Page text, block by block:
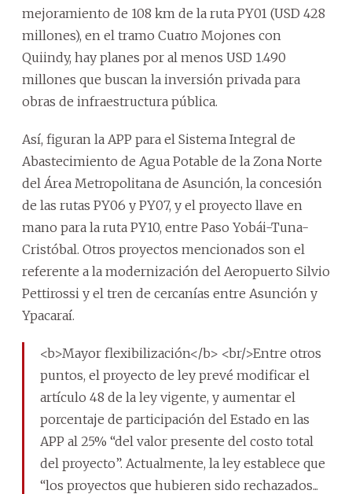
mejoramiento de 108 km de la ruta PY01 (USD 428
millones), en el tramo Cuatro Mojones con
Quiindy, hay planes por al menos USD 1.490
millones que buscan la inversión privada para
obras de infraestructura pública.
Así, figuran la APP para el Sistema Integral de
Abastecimiento de Agua Potable de la Zona Norte
del Área Metropolitana de Asunción, la concesión
de las rutas PY06 y PY07, y el proyecto llave en
mano para la ruta PY10, entre Paso Yobái-Tuna-
Cristóbal. Otros proyectos mencionados son el
referente a la modernización del Aeropuerto Silvio
Pettirossi y el tren de cercanías entre Asunción y
Ypacaraí.
<b>Mayor flexibilización</b> <br/>Entre otros
puntos, el proyecto de ley prevé modificar el
artículo 48 de la ley vigente, y aumentar el
porcentaje de participación del Estado en las
APP al 25% “del valor presente del costo total
del proyecto”. Actualmente, la ley establece que
“los proyectos que hubieren sido rechazados...